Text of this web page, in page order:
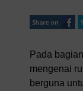
Pada
mengenai
berguna